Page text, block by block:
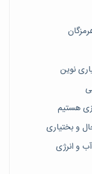
هستیم
و انرژی